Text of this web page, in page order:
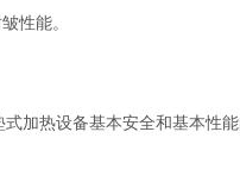
性能。
加热设备基本安全和基本性